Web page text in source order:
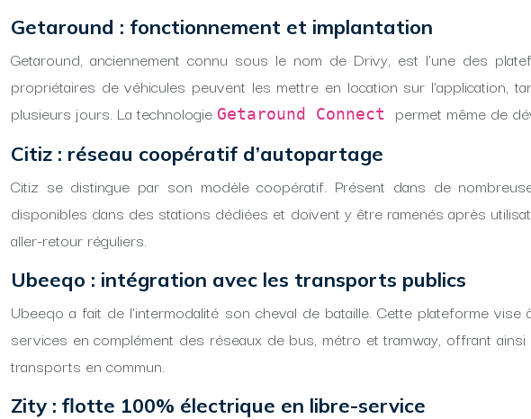
Getaround : fonctionnement et implantation
Getaround, anciennement connu sous le nom de Drivy, est l’une des
propriétaires de véhicules peuvent les mettre en location sur
plusieurs jours. La technologie Getaround Connect permet même de
Citiz : réseau coopératif d’autopartage
Citiz se distingue par son modèle coopératif. Présent dans de
disponibles dans des stations dédiées et doivent y être ramenés après
aller-retour réguliers.
Ubeeqo : intégration avec les transports publics
Ubeeqo a fait de l’intermodalité son cheval de bataille. Cette plateforme
services en complément des réseaux de bus, métro et tramway, offrant
transports en commun.
Zity : flotte 100% électrique en libre-service